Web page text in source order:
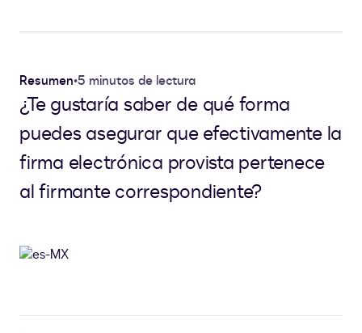
Resumen•5 minutos de lectura
¿Te gustaría saber de qué forma
puedes asegurar que efectivamente la
firma electrónica provista pertenece
al firmante correspondiente?